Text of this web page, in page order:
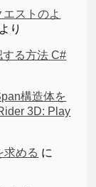
ストのよ
より
する方法 C#
構造体を
3D: Play
求める に